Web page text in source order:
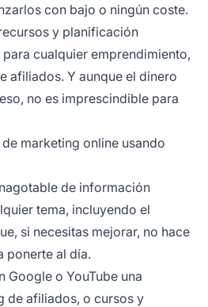
con bajo o ningún coste.
y planificación
cualquier emprendimiento,
afiliados. Y aunque el dinero
no es imprescindible para
marketing online usando
de información
tema, incluyendo el
si necesitas mejorar, no hace
ponerte al día.
Google o YouTube una
de afiliados, o cursos y